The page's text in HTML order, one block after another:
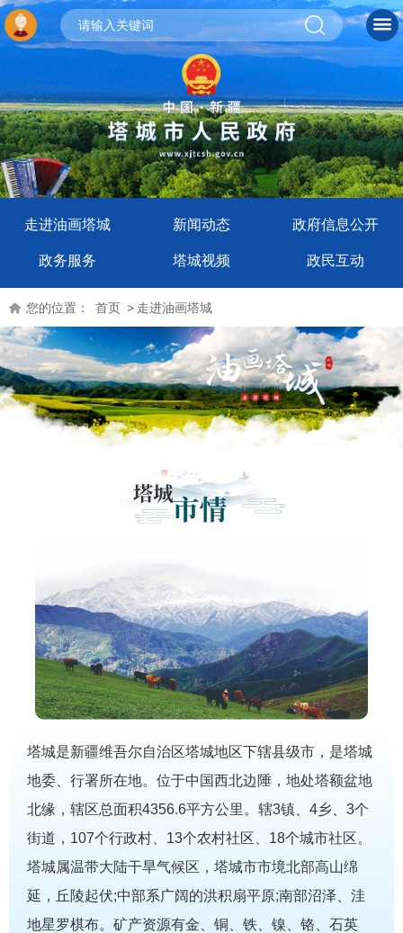
走进油画塔城 新闻动态 政府信息公开
政务服务 塔城视频 政民互动
您的位置： 首页 > 走进油画塔城
塔城是新疆维吾尔自治区塔城地区下辖县级市，是塔城
地委、行署所在地。位于中国西北边陲，地处塔额盆地
北缘，辖区总面积4356.6平方公里。辖3镇、4乡、3个
街道，107个行政村、13个农村社区、18个城市社区。
塔城属温带大陆干旱气候区，塔城市市境北部高山绵
延，丘陵起伏;中部系广阔的洪积扇平原;南部沼泽、洼
地星罗棋布。矿产资源有金、铜、铁、镍、铬、石英